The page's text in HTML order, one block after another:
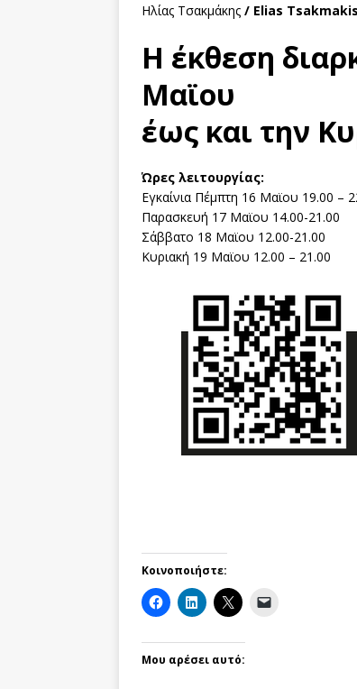
Ηλίας Τσακμάκης / Elias Tsakmakis
Η έκθεση
Μαϊου
έως και την
Ώρες λειτουργίας:
Εγκαίνια Πέμπτη 16 Μαϊου 19.00 –
Παρασκευή 17 Μαϊου 14.00-21.00
Σάββατο 18 Μαϊου 12.00-21.00
Κυριακή 19 Μαϊου 12.00 – 21.00
Κοινοποιήστε:
Μου αρέσει αυτό: